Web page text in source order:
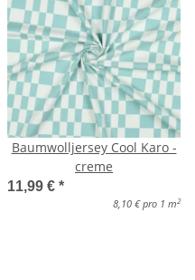
Baumwolljersey Cool Karo -
creme
11,99 € *
8,10 € pro 1 m 2